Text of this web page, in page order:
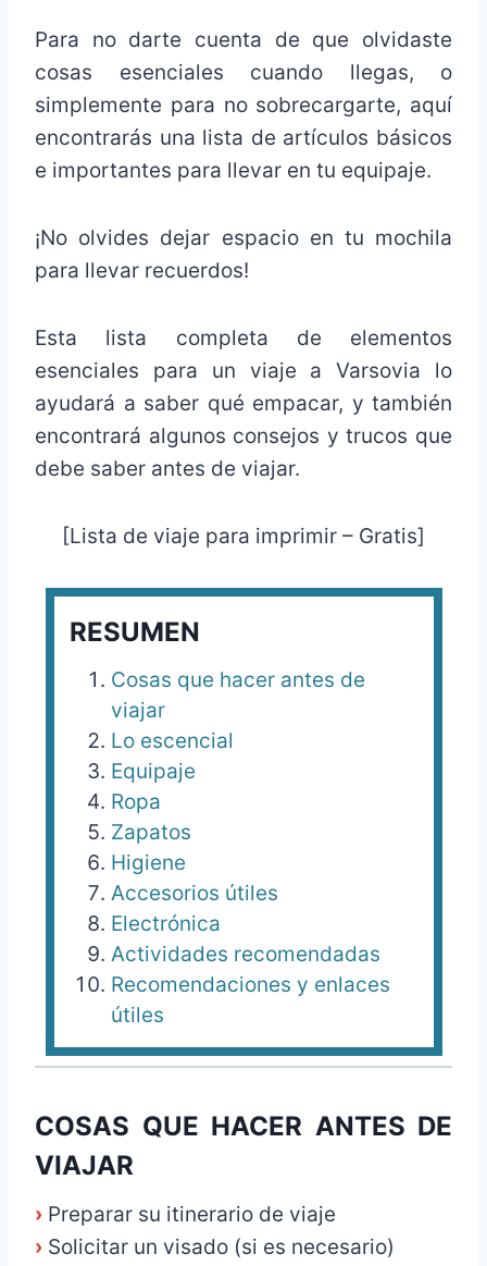
Para no darte cuenta de que olvidaste
cosas esenciales cuando llegas, o
simplemente para no sobrecargarte, aquí
encontrarás una lista de artículos básicos
e importantes para llevar en tu equipaje.
¡No olvides dejar espacio en tu mochila
para llevar recuerdos!
Esta lista completa de elementos
esenciales para un viaje a Varsovia lo
ayudará a saber qué empacar, y también
encontrará algunos consejos y trucos que
debe saber antes de viajar.
[Lista de viaje para imprimir – Gratis]
RESUMEN
Cosas que hacer antes de
viajar
Lo escencial
Equipaje
Ropa
Zapatos
Higiene
Accesorios útiles
Electrónica
Actividades recomendadas
Recomendaciones y enlaces
útiles
COSAS QUE HACER ANTES DE
VIAJAR
› Preparar su itinerario de viaje
› Solicitar un visado (si es necesario)